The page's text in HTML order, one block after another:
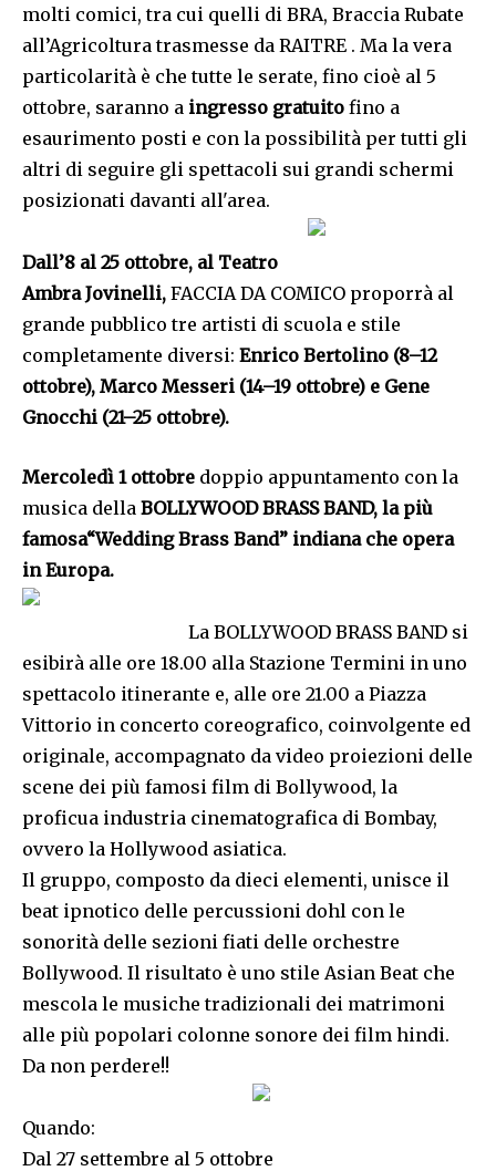
molti comici, tra cui quelli di BRA, Braccia Rubate
all’Agricoltura trasmesse da RAITRE . Ma la vera
particolarità è che tutte le serate, fino cioè al 5
ottobre, saranno a ingresso gratuito fino a
esaurimento posti e con la possibilità per tutti gli
altri di seguire gli spettacoli sui grandi schermi
posizionati davanti all'area.
Dall’8 al 25 ottobre, al Teatro
Ambra Jovinelli, FACCIA DA COMICO proporrà al
grande pubblico tre artisti di scuola e stile
completamente diversi: Enrico Bertolino (8–12
ottobre), Marco Messeri (14–19 ottobre) e Gene
Gnocchi (21–25 ottobre).
Mercoledì 1 ottobre doppio appuntamento con la
musica della BOLLYWOOD BRASS BAND, la più
famosa“Wedding Brass Band” indiana che opera
in Europa.
La BOLLYWOOD BRASS BAND si
esibirà alle ore 18.00 alla Stazione Termini in uno
spettacolo itinerante e, alle ore 21.00 a Piazza
Vittorio in concerto coreografico, coinvolgente ed
originale, accompagnato da video proiezioni delle
scene dei più famosi film di Bollywood, la
proficua industria cinematografica di Bombay,
ovvero la Hollywood asiatica.
Il gruppo, composto da dieci elementi, unisce il
beat ipnotico delle percussioni dohl con le
sonorità delle sezioni fiati delle orchestre
Bollywood. Il risultato è uno stile Asian Beat che
mescola le musiche tradizionali dei matrimoni
alle più popolari colonne sonore dei film hindi.
Da non perdere!!
Quando:
Dal 27 settembre al 5 ottobre